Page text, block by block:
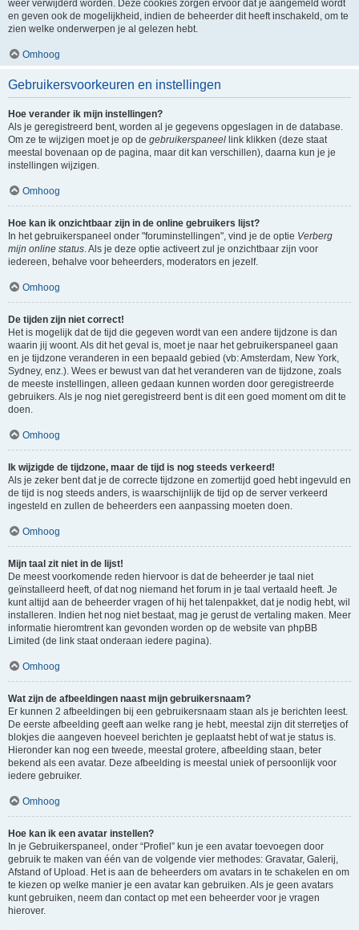
weer verwijderd worden. Deze cookies zorgen ervoor dat je aangemeld wordt
en geven ook de mogelijkheid, indien de beheerder dit heeft inschakeld, om te
zien welke onderwerpen je al gelezen hebt.
Omhoog
Gebruikersvoorkeuren en instellingen
Hoe verander ik mijn instellingen?
Als je geregistreerd bent, worden al je gegevens opgeslagen in de database.
Om ze te wijzigen moet je op de gebruikerspaneel link klikken (deze staat
meestal bovenaan op de pagina, maar dit kan verschillen), daarna kun je je
instellingen wijzigen.
Omhoog
Hoe kan ik onzichtbaar zijn in de online gebruikers lijst?
In het gebruikerspaneel onder "foruminstellingen", vind je de optie Verberg
mijn online status. Als je deze optie activeert zul je onzichtbaar zijn voor
iedereen, behalve voor beheerders, moderators en jezelf.
Omhoog
De tijden zijn niet correct!
Het is mogelijk dat de tijd die gegeven wordt van een andere tijdzone is dan
waarin jij woont. Als dit het geval is, moet je naar het gebruikerspaneel gaan
en je tijdzone veranderen in een bepaald gebied (vb: Amsterdam, New York,
Sydney, enz.). Wees er bewust van dat het veranderen van de tijdzone, zoals
de meeste instellingen, alleen gedaan kunnen worden door geregistreerde
gebruikers. Als je nog niet geregistreerd bent is dit een goed moment om dit te
doen.
Omhoog
Ik wijzigde de tijdzone, maar de tijd is nog steeds verkeerd!
Als je zeker bent dat je de correcte tijdzone en zomertijd goed hebt ingevuld en
de tijd is nog steeds anders, is waarschijnlijk de tijd op de server verkeerd
ingesteld en zullen de beheerders een aanpassing moeten doen.
Omhoog
Mijn taal zit niet in de lijst!
De meest voorkomende reden hiervoor is dat de beheerder je taal niet
geïnstalleerd heeft, of dat nog niemand het forum in je taal vertaald heeft. Je
kunt altijd aan de beheerder vragen of hij het talenpakket, dat je nodig hebt, wil
installeren. Indien het nog niet bestaat, mag je gerust de vertaling maken. Meer
informatie hieromtrent kan gevonden worden op de website van phpBB
Limited (de link staat onderaan iedere pagina).
Omhoog
Wat zijn de afbeeldingen naast mijn gebruikersnaam?
Er kunnen 2 afbeeldingen bij een gebruikersnaam staan als je berichten leest.
De eerste afbeelding geeft aan welke rang je hebt, meestal zijn dit sterretjes of
blokjes die aangeven hoeveel berichten je geplaatst hebt of wat je status is.
Hieronder kan nog een tweede, meestal grotere, afbeelding staan, beter
bekend als een avatar. Deze afbeelding is meestal uniek of persoonlijk voor
iedere gebruiker.
Omhoog
Hoe kan ik een avatar instellen?
In je Gebruikerspaneel, onder “Profiel” kun je een avatar toevoegen door
gebruik te maken van één van de volgende vier methodes: Gravatar, Galerij,
Afstand of Upload. Het is aan de beheerders om avatars in te schakelen en om
te kiezen op welke manier je een avatar kan gebruiken. Als je geen avatars
kunt gebruiken, neem dan contact op met een beheerder voor je vragen
hierover.